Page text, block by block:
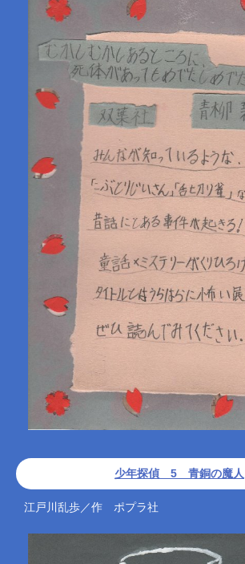
少年探偵 5 青銅の魔人
江戸川乱歩／作 ポプラ社